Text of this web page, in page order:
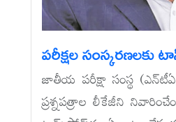
పరీక్షల సంస్కరణలకు
జాతీయ పరీక్షా సంస్థ
ప్రశ్నపత్రాల లీకేజీని